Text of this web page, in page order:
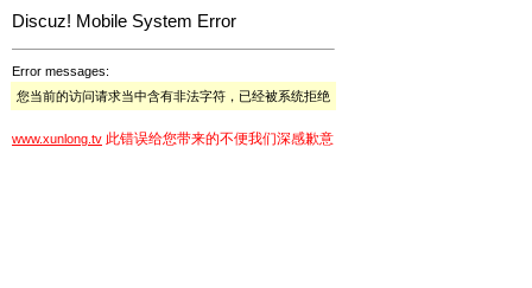
Discuz! Mobile System Error
Error messages:
您当前的访问请求当中含有非法字符，已经被系统拒绝
www.xunlong.tv 此错误给您带来的不便我们深感歉意